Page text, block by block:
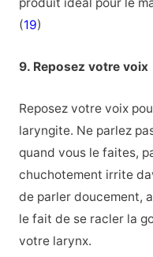
produit idéal pour le
(19)
9. Reposez votre voix
Reposez votre voix
laryngite. Ne parlez
quand vous le faites,
chuchotement irrite
de parler doucement,
le fait de se racler la
votre larynx.